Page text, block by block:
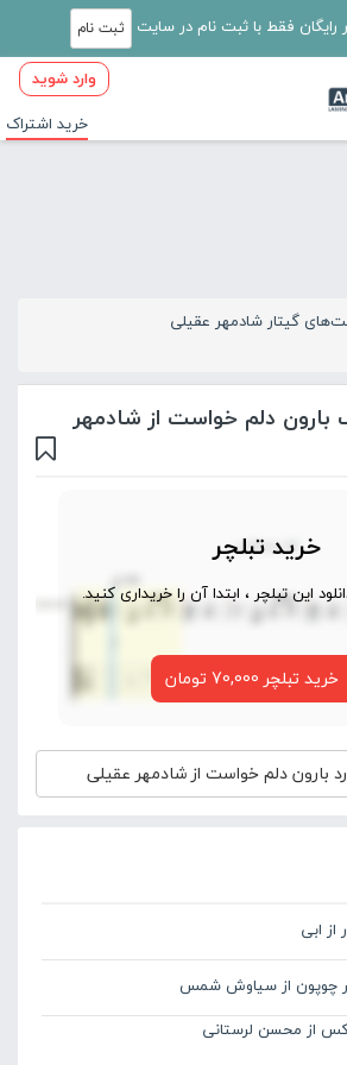
ثبت نام
وارد شوید
خرید اشتراک
گیتار شادمهر عقیلی
بارون دلم خواست از شادمهر
خرید تبلچر
این تبلچر ، ابتدا آن را خریداری کنید.
بارون دلم خواست از شادمهر عقیلی
ابی
چوپون از سیاوش شمس
از محسن لرستانی